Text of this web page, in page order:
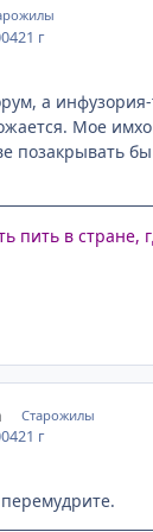
21 г
а инфузория-
Мое
позакрывать
пить в стране,
Старожилы
21 г